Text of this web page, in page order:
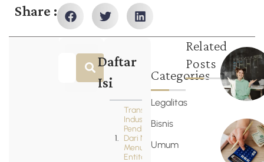
Share :
Daftar
Isi
Transformasi
Industri
Pendidikan:
Dari Nirlaba
Menuju
Entitas
Categories
Legalitas
Bisnis
Umum
Related
Posts